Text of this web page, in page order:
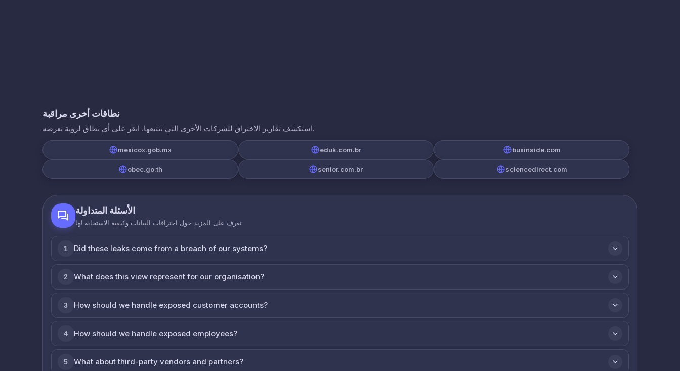
نطاقات أخرى مراقبة
استكشف تقارير الاختراق للشركات الأخرى التي نتتبعها. انقر على أي نطاق لرؤية تعرضه.
mexicox.gob.mx eduk.com.br buxinside.com
obec.go.th senior.com.br sciencedirect.com
الأسئلة المتداولة
تعرف على المزيد حول اختراقات البيانات وكيفية الاستجابة لها
1 Did these leaks come from a breach of our systems?
2 What does this view represent for our organisation?
3 How should we handle exposed customer accounts?
4 How should we handle exposed employees?
5 What about third-party vendors and partners?